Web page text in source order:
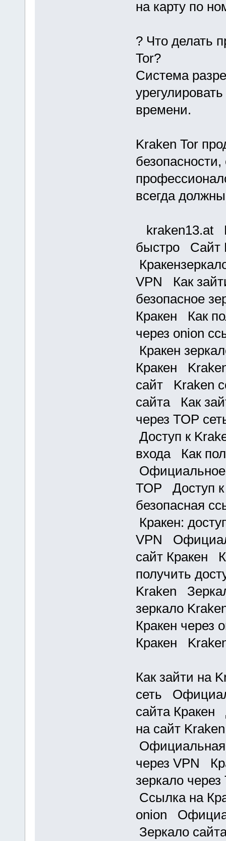
на карту по
? Что делать
Tor?
Система
времени.
Kraken Tor
всегда
kraken13.at
быстро Сайт
VPN Как
безопасное
Кракен Как
через onion
Кракен
Кракен
сайт Kraken
сайта Как
через ТОР
Доступ к
входа Как
Официальное
ТОР Доступ к
безопасная
Кракен:
VPN
сайт Кракен
получить
Kraken
зеркало
Кракен
Кракен
Как зайти на
сеть
сайта
на сайт
через VPN
зеркало
Ссылка на
onion
Зеркало